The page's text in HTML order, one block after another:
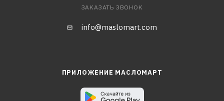
ЗАКАЗАТЬ ЗВОНОК
info@maslomart.com
ПРИЛОЖЕНИЕ МАСЛОМАРТ